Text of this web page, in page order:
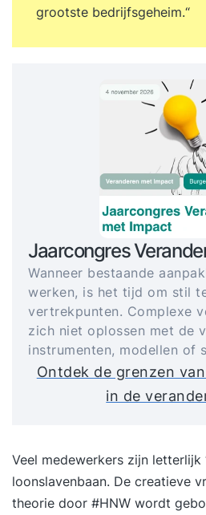
grootste bedrijfsgeheim.“
Jaarcongres
Wanneer bestaande
werken, is het tijd om stil
vertrekpunten. Complexe
zich niet oplossen met de
instrumenten, modellen of
Ontdek de grenzen
in de
Veel medewerkers zijn letterlijk
loonslavenbaan. De creatieve
theorie door #HNW wordt